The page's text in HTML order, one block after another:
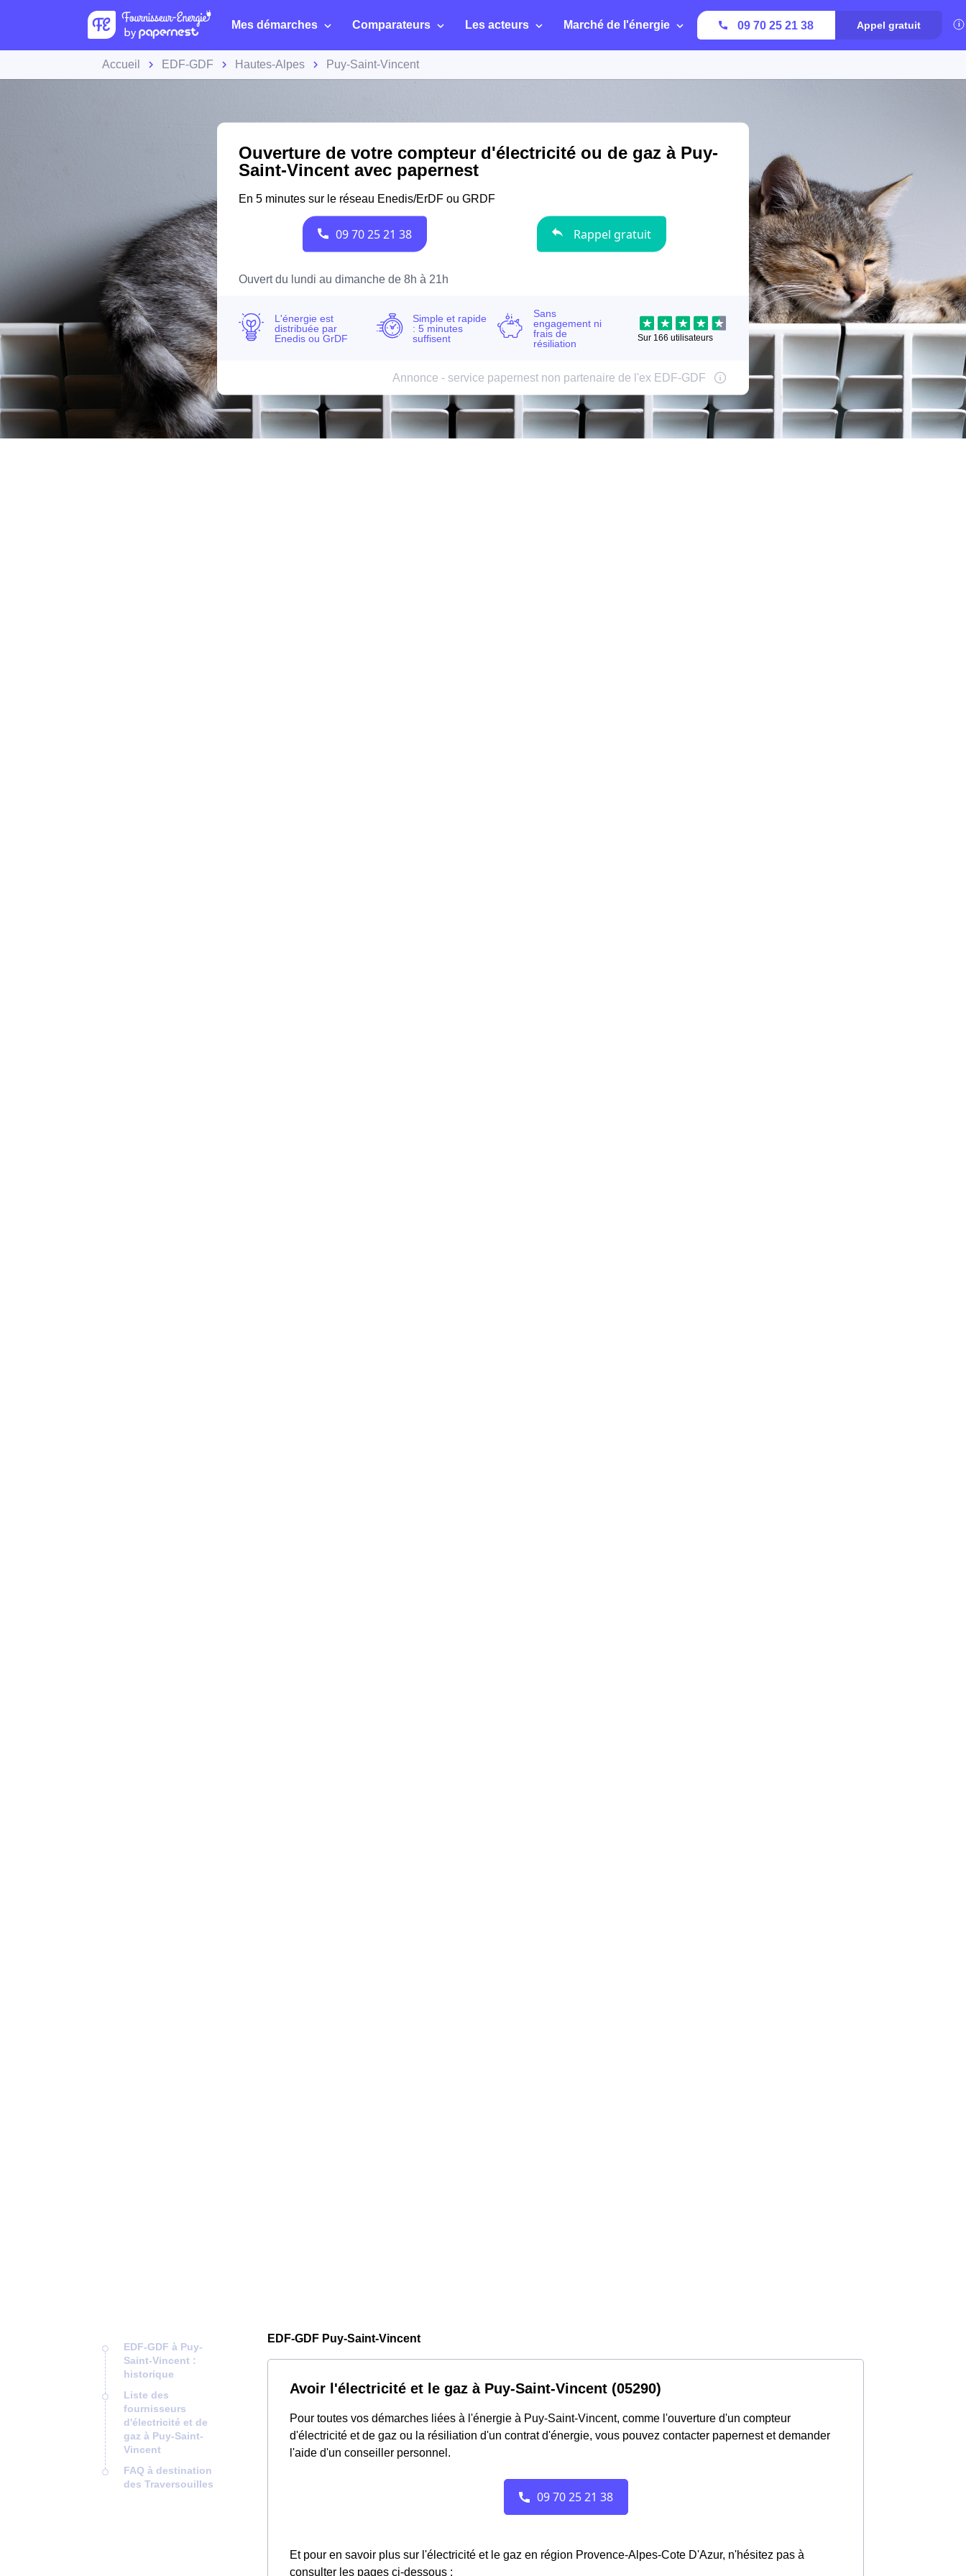
Mes démarches Comparateurs Les acteurs Marché de l'énergie 09 70 25 21 38 Appel gratuit
Accueil EDF-GDF Hautes-Alpes Puy-Saint-Vincent
EDF-GDF à Puy-
Saint-Vincent :
historique
Liste des
fournisseurs
d'électricité et de
gaz à Puy-Saint-
Vincent
FAQ à destination
des Traversouilles
EDF-GDF Puy-Saint-Vincent
Avoir l'électricité et le gaz à Puy-Saint-Vincent (05290)
Pour toutes vos démarches liées à l'énergie à Puy-Saint-Vincent, comme l'ouverture d'un compteur
d'électricité et de gaz ou la résiliation d'un contrat d'énergie, vous pouvez contacter papernest et demander
l'aide d'un conseiller personnel.
Et pour en savoir plus sur l'électricité et le gaz en région Provence-Alpes-Cote D'Azur, n'hésitez pas à
consulter les pages ci-dessous :